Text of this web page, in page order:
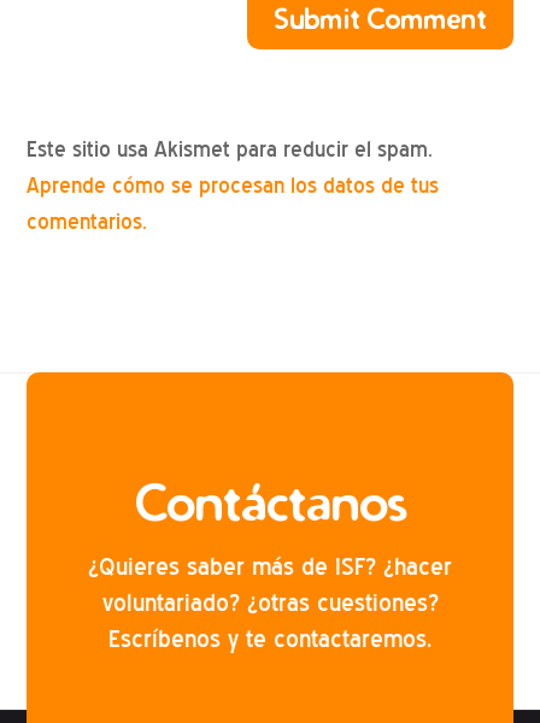
Submit Comment
Este sitio usa Akismet para reducir el spam.
Aprende cómo se procesan los datos de tus
comentarios.
Contáctanos
¿Quieres saber más de ISF? ¿hacer
voluntariado? ¿otras cuestiones?
Escríbenos y te contactaremos.